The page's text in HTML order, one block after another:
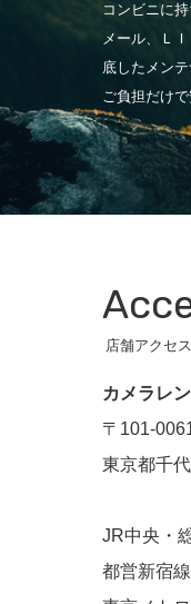
コンビニに
メール、Ｌ
底したメン
ご負担だけ
店舗アクセス
カメラレ
〒101-
東京都千
JR中央・
都営新宿